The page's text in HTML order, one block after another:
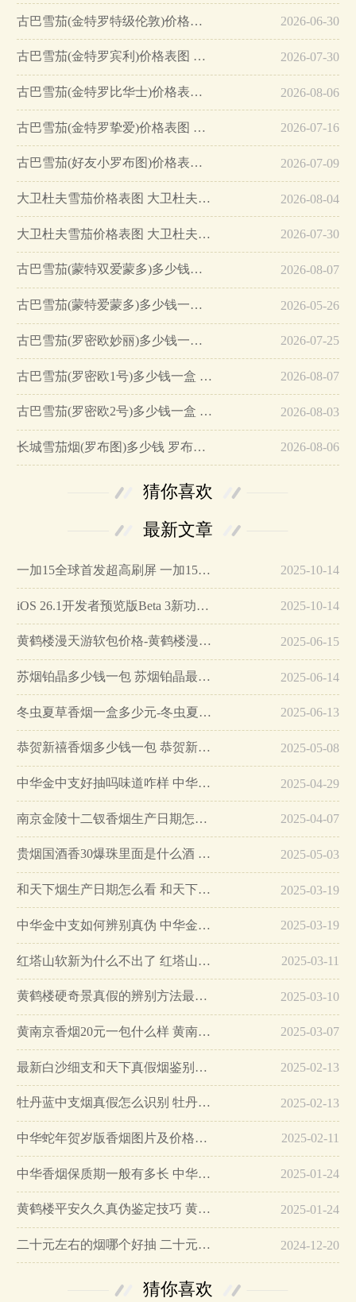
古巴雪茄(金特罗特级伦敦)价格表图 金特罗特级伦敦多少钱… 2026-06-30
古巴雪茄(金特罗宾利)价格表图 金特罗宾利雪茄多少钱… 2026-07-30
古巴雪茄(金特罗比华士)价格表图 金特罗比华士雪茄多少钱… 2026-08-06
古巴雪茄(金特罗挚爱)价格表图 金特罗挚爱价格多少… 2026-07-16
古巴雪茄(好友小罗布图)价格表图 好友小罗布图雪茄价格多少… 2026-07-09
大卫杜夫雪茄价格表图 大卫杜夫艾斯库里奥罗伯斯特托保斯雪茄多少钱… 2026-08-04
大卫杜夫雪茄价格表图 大卫杜夫尼加拉瓜罗伯斯特托保斯雪茄多少钱… 2026-07-30
古巴雪茄(蒙特双爱蒙多)多少钱一盒 蒙特艾爱蒙多价格3918元/盒… 2026-08-07
古巴雪茄(蒙特爱蒙多)多少钱一盒 蒙特爱蒙多雪茄价格3668元/盒… 2026-05-26
古巴雪茄(罗密欧妙丽)多少钱一盒 罗密欧妙丽雪茄价格1560元/盒… 2026-07-25
古巴雪茄(罗密欧1号)多少钱一盒 罗密欧1号雪茄价格1650元/盒… 2026-08-07
古巴雪茄(罗密欧2号)多少钱一盒 罗密欧2号雪茄价格1600元/盒… 2026-08-03
长城雪茄烟(罗布图)多少钱 罗布图雪茄价格480元/盒… 2026-08-06
猜你喜欢
最新文章
一加15全球首发超高刷屏 一加15参数详细配置… 2025-10-14
iOS 26.1开发者预览版Beta 3新功能详解… 2025-10-14
黄鹤楼漫天游软包价格-黄鹤楼漫天游软包多少钱一盒… 2025-06-15
苏烟铂晶多少钱一包 苏烟铂晶最新价格… 2025-06-14
冬虫夏草香烟一盒多少元-冬虫夏草香烟一盒多少元2025最新价格… 2025-06-13
恭贺新禧香烟多少钱一包 恭贺新禧香烟价格表和图片… 2025-05-08
中华金中支好抽吗味道咋样 中华金中支口感特点介绍… 2025-04-29
南京金陵十二钗香烟生产日期怎么看 南京金陵十二钗香烟保质期… 2025-04-07
贵烟国酒香30爆珠里面是什么酒 贵烟国酒香30怎么辨别真假… 2025-05-03
和天下烟生产日期怎么看 和天下烟真假辨别方法六个方面… 2025-03-19
中华金中支如何辨别真伪 中华金中支真假烟鉴别方法… 2025-03-19
红塔山软新为什么不出了 红塔山软新烟停售原因详解… 2025-03-11
黄鹤楼硬奇景真假的辨别方法最简单版… 2025-03-10
黄南京香烟20元一包什么样 黄南京香烟真假鉴别… 2025-03-07
最新白沙细支和天下真假烟鉴别指南… 2025-02-13
牡丹蓝中支烟真假怎么识别 牡丹蓝中支烟真假鉴别带图… 2025-02-13
中华蛇年贺岁版香烟图片及价格大全… 2025-02-11
中华香烟保质期一般有多长 中华香烟保质期在哪里看的… 2025-01-24
黄鹤楼平安久久真伪鉴定技巧 黄鹤楼平安久久二维码在哪里… 2025-01-24
二十元左右的烟哪个好抽 二十元左右的香烟排行榜最新款… 2024-12-20
猜你喜欢